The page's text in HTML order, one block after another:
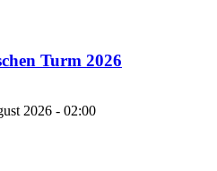
Turm 2026
2026 - 02:00